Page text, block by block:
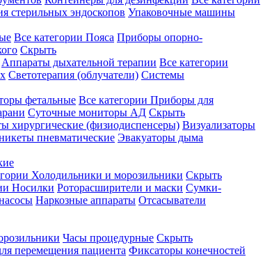
стерильных эндоскопов Упаковочные машины
Все категории Пояса Приборы опорно-
Скрыть
Аппараты дыхательной терапии Все категории
Светотерапия (облучатели) Системы
фетальные Все категории Приборы для
Суточные мониторы АД Скрыть
хирургические (физиодиспенсеры) Визуализаторы
пневматические Эвакуаторы дыма
Холодильники и морозильники Скрыть
Носилки Роторасширители и маски Сумки-
Наркозные аппараты Отсасыватели
Часы процедурные Скрыть
перемещения пациента Фиксаторы конечностей